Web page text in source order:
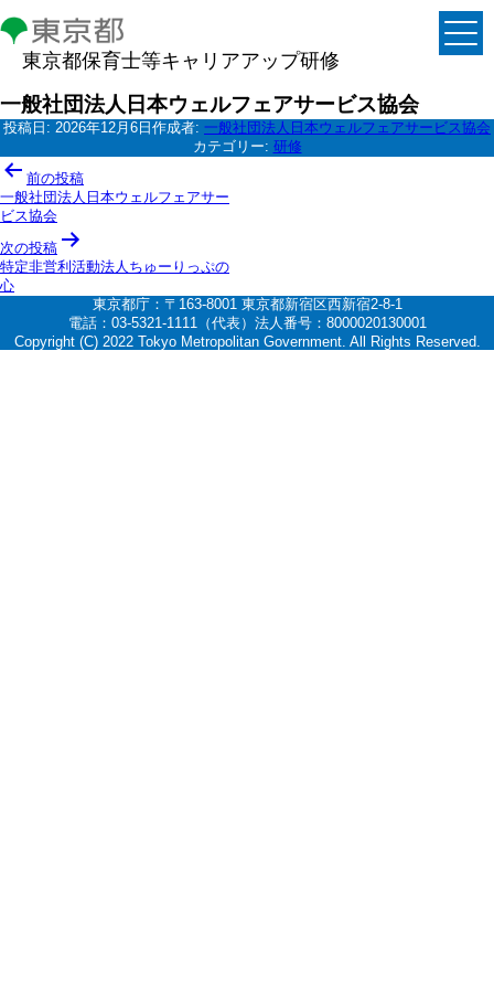
東京都保育士等キャリアアップ研修
一般社団法人日本ウェルフェアサービス協会
投稿日: 2026年12月6日 作成者: 一般社団法人日本ウェルフェアサービス協会
カテゴリー: 研修
投
稿
ナ
ビ
ゲ
シ
前の投稿
一般社団法人日本ウェルフェアサー
ビス協会
次の投稿
特定非営利活動法人ちゅーりっぷの
心
東京都庁：〒163-8001 東京都新宿区西新宿2-8-1
電話：03-5321-1111（代表）法人番号：8000020130001
Copyright (C) 2022 Tokyo Metropolitan Government. All Rights Reserved.